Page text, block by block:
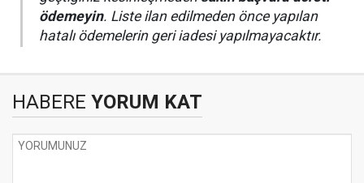
ödemeyin. Liste ilan edilmeden önce yapılan
hatalı ödemelerin geri iadesi yapılmayacaktır.
HABERE YORUM KAT